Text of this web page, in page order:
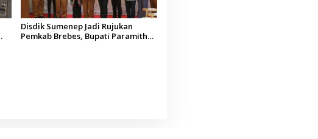
Disdik Sumenep Jadi Rujukan
Pemkab Brebes, Bupati Paramitha